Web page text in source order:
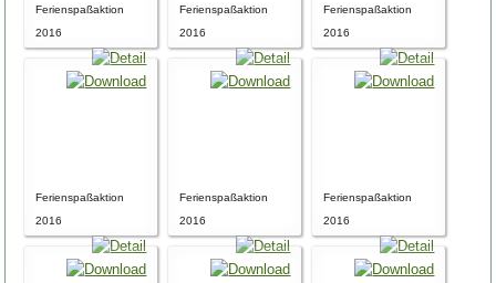
Ferienspaßaktion
2016
Ferienspaßaktion
2016
Ferienspaßaktion
2016
Ferienspaßaktion
2016
Ferienspaßaktion
2016
Ferienspaßaktion
2016